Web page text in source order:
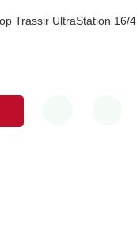
Trassir UltraStation 16/4